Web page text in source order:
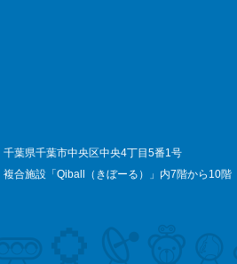
千葉県千葉市中央区中央4丁目5番1号
複合施設「Qiball（きぼーる）」内7階から10階